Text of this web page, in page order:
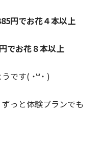
円でお花４本以上
でお花８本以上
です( ˙꒳​˙ )
っと体験プランでも